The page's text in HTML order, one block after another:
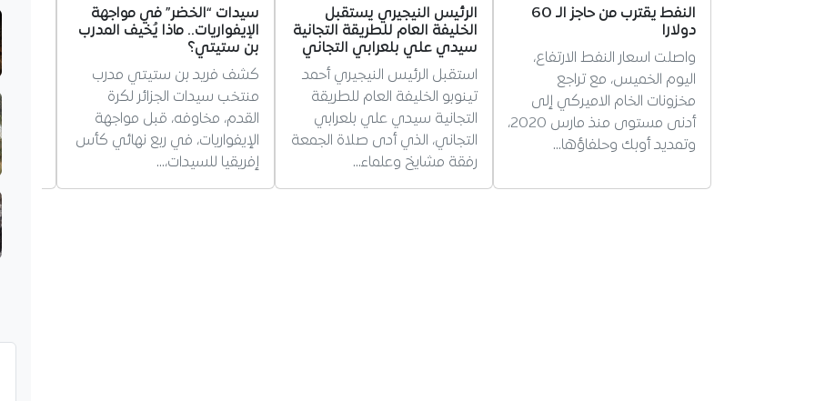
النفط يقترب من حاجز الـ 60
دولارا
واصلت اسعار النفط الارتفاع،
اليوم الخميس، مع تراجع
مخزونات الخام الاميركي إلى
أدنى مستوى منذ مارس 2020،
وتمديد أوبك وحلفاؤها…
الرئيس النيجيري يستقبل
الخليفة العام للطريقة التجانية
سيدي علي بلعرابي التجاني
استقبل الرئيس النيجيري أحمد
تينوبو الخليفة العام للطريقة
التجانية سيدي علي بلعرابي
التجاني، الذي أدى صلاة الجمعة
رفقة مشايخ وعلماء…
سيدات “الخضر” في مواجهة
الإيفواريات.. ماذا يُخيف المدرب
بن ستيتي؟
كشف فريد بن ستيتي مدرب
منتخب سيدات الجزائر لكرة
القدم، مخاوفه، قبل مواجهة
الإيفواريات، في ربع نهائي كأس
إفريقيا للسيدات،…
أجاب
يؤكد